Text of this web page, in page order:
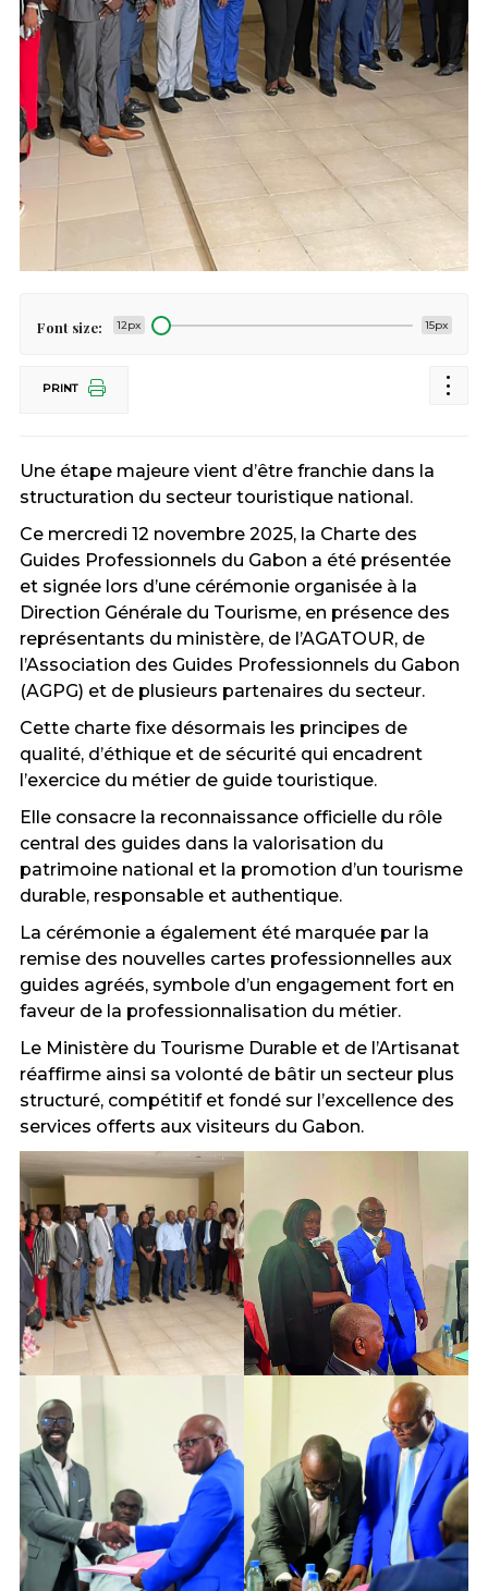
Font size: 12px 15px
PRINT
Une étape majeure vient d’être franchie dans la
structuration du secteur touristique national.
Ce mercredi 12 novembre 2025, la Charte des
Guides Professionnels du Gabon a été présentée
et signée lors d’une cérémonie organisée à la
Direction Générale du Tourisme, en présence des
représentants du ministère, de l’AGATOUR, de
l’Association des Guides Professionnels du Gabon
(AGPG) et de plusieurs partenaires du secteur.
Cette charte fixe désormais les principes de
qualité, d’éthique et de sécurité qui encadrent
l’exercice du métier de guide touristique.
Elle consacre la reconnaissance officielle du rôle
central des guides dans la valorisation du
patrimoine national et la promotion d’un tourisme
durable, responsable et authentique.
La cérémonie a également été marquée par la
remise des nouvelles cartes professionnelles aux
guides agréés, symbole d’un engagement fort en
faveur de la professionnalisation du métier.
Le Ministère du Tourisme Durable et de l’Artisanat
réaffirme ainsi sa volonté de bâtir un secteur plus
structuré, compétitif et fondé sur l’excellence des
services offerts aux visiteurs du Gabon.